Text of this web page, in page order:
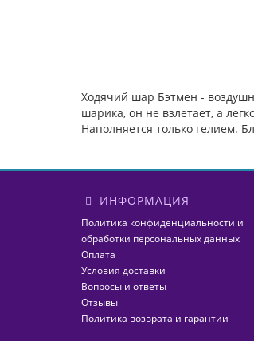
Ходячий шар Бэтмен -
шарика, он не взлетает, а
Наполняется только гелием.
ИНФОРМАЦИЯ
Политика конфиденциальности и
обработки персональных данных
Оплата
Условия доставки
Вопросы и ответы
Отзывы
Политика возврата и гарантии